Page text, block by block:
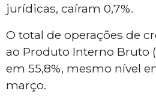
jurídicas, caíram 0,7%.
O total de operações de
ao Produto Interno Bruto
em 55,8%, mesmo nível
março.